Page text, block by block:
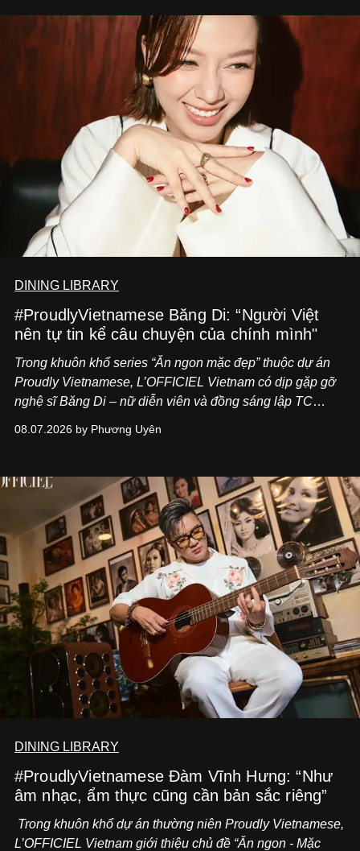
trình trở thành một producer thực thụ.
DINING LIBRARY
#ProudlyVietnamese Băng Di: “Người Việt
nên tự tin kể câu chuyện của chính mình"
Trong khuôn khổ series “Ăn ngon mặc đẹp” thuộc dự án
Proudly Vietnamese, L’OFFICIEL Vietnam có dịp gặp gỡ
nghệ sĩ Băng Di – nữ diễn viên và đồng sáng lập TC
Kitchen Bar và SALEM tại TP.HCM.
08.07.2026 by Phương Uyên
DINING LIBRARY
#ProudlyVietnamese Đàm Vĩnh Hưng: “Như
âm nhạc, ẩm thực cũng cần bản sắc riêng”
Trong khuôn khổ dự án thường niên Proudly Vietnamese,
L’OFFICIEL Vietnam giới thiệu chủ đề “Ăn ngon - Mặc